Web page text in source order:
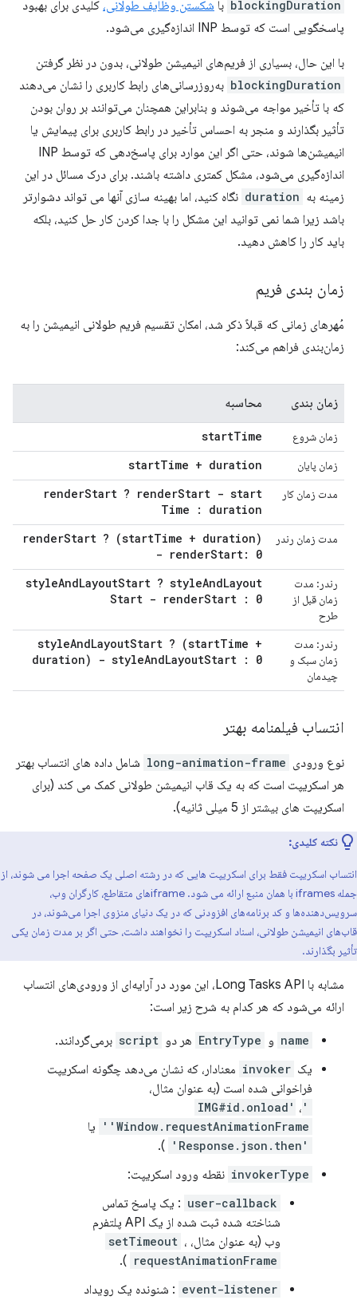
blockingDuration با شکستن وظایف طولانی، کلیدی برای بهبود
پاسخگویی است که توسط INP اندازه‌گیری می‌شود.
با این حال، بسیاری از فریم‌های انیمیشن طولانی، بدون در نظر گرفتن
blockingDuration به‌روزرسانی‌های رابط کاربری را نشان می‌دهند
که با تأخیر مواجه می‌شوند و بنابراین همچنان می‌توانند بر روان بودن
تأثیر بگذارند و منجر به احساس تأخیر در رابط کاربری برای پیمایش یا
انیمیشن‌ها شوند، حتی اگر این موارد برای پاسخ‌دهی که توسط INP
اندازه‌گیری می‌شود، مشکل کمتری داشته باشند. برای درک مسائل در این
زمینه به duration نگاه کنید، اما بهینه سازی آنها می تواند دشوارتر
باشد زیرا شما نمی توانید این مشکل را با جدا کردن کار حل کنید، بلکه
باید کار را کاهش دهید.
زمان بندی فریم
مُهرهای زمانی که قبلاً ذکر شد، امکان تقسیم فریم طولانی انیمیشن را به
زمان‌بندی فراهم می‌کند:
زمان بندی محاسبه
زمان شروع startTime
زمان پایان startTime + duration
مدت زمان کار renderStart ? renderStart - start
Time : duration
مدت زمان رندر renderStart ? (startTime + duration)
- renderStart: 0
رندر: مدت
زمان قبل از
طرح
styleAndLayoutStart ? styleAndLayout
Start - renderStart : 0
رندر: مدت
زمان سبک و
چیدمان
styleAndLayoutStart ? (startTime +
duration) - styleAndLayoutStart : 0
انتساب فیلمنامه بهتر
نوع ورودی long-animation-frame شامل داده های انتساب بهتر
هر اسکریپت است که به یک قاب انیمیشن طولانی کمک می کند (برای
اسکریپت های بیشتر از 5 میلی ثانیه).
نکته کلیدی:
انتساب اسکریپت فقط برای اسکریپت هایی که در رشته اصلی یک صفحه اجرا می شوند، از
جمله iframes با همان منبع ارائه می شود. iframe‌های متقاطع، کارگران وب،
سرویس‌دهنده‌ها و کد برنامه‌های افزودنی که در یک دنیای منزوی اجرا می‌شوند، در
قاب‌های انیمیشن طولانی، اسناد اسکریپت را نخواهند داشت، حتی اگر بر مدت زمان یکی
تأثیر بگذارند.
مشابه با Long Tasks API، این مورد در آرایه‌ای از ورودی‌های انتساب
ارائه می‌شود که هر کدام به شرح زیر است:
name و EntryType هر دو script برمی‌گردانند.
یک invoker معنادار، که نشان می‌دهد چگونه اسکریپت
فراخوانی شده است (به عنوان مثال،
'IMG#id.onload' ،
'Window.requestAnimationFrame' یا
'Response.json.then'
).
invokerType نقطه ورود اسکریپت:
user-callback : یک پاسخ تماس
شناخته شده ثبت شده از یک API پلتفرم
وب (به عنوان مثال،
setTimeout ،
requestAnimationFrame
).
event-listener : شنونده یک رویداد